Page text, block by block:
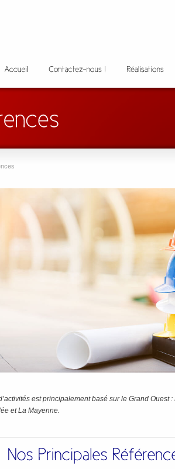
est principalement basé sur le Grand Ouest
et La Mayenne.